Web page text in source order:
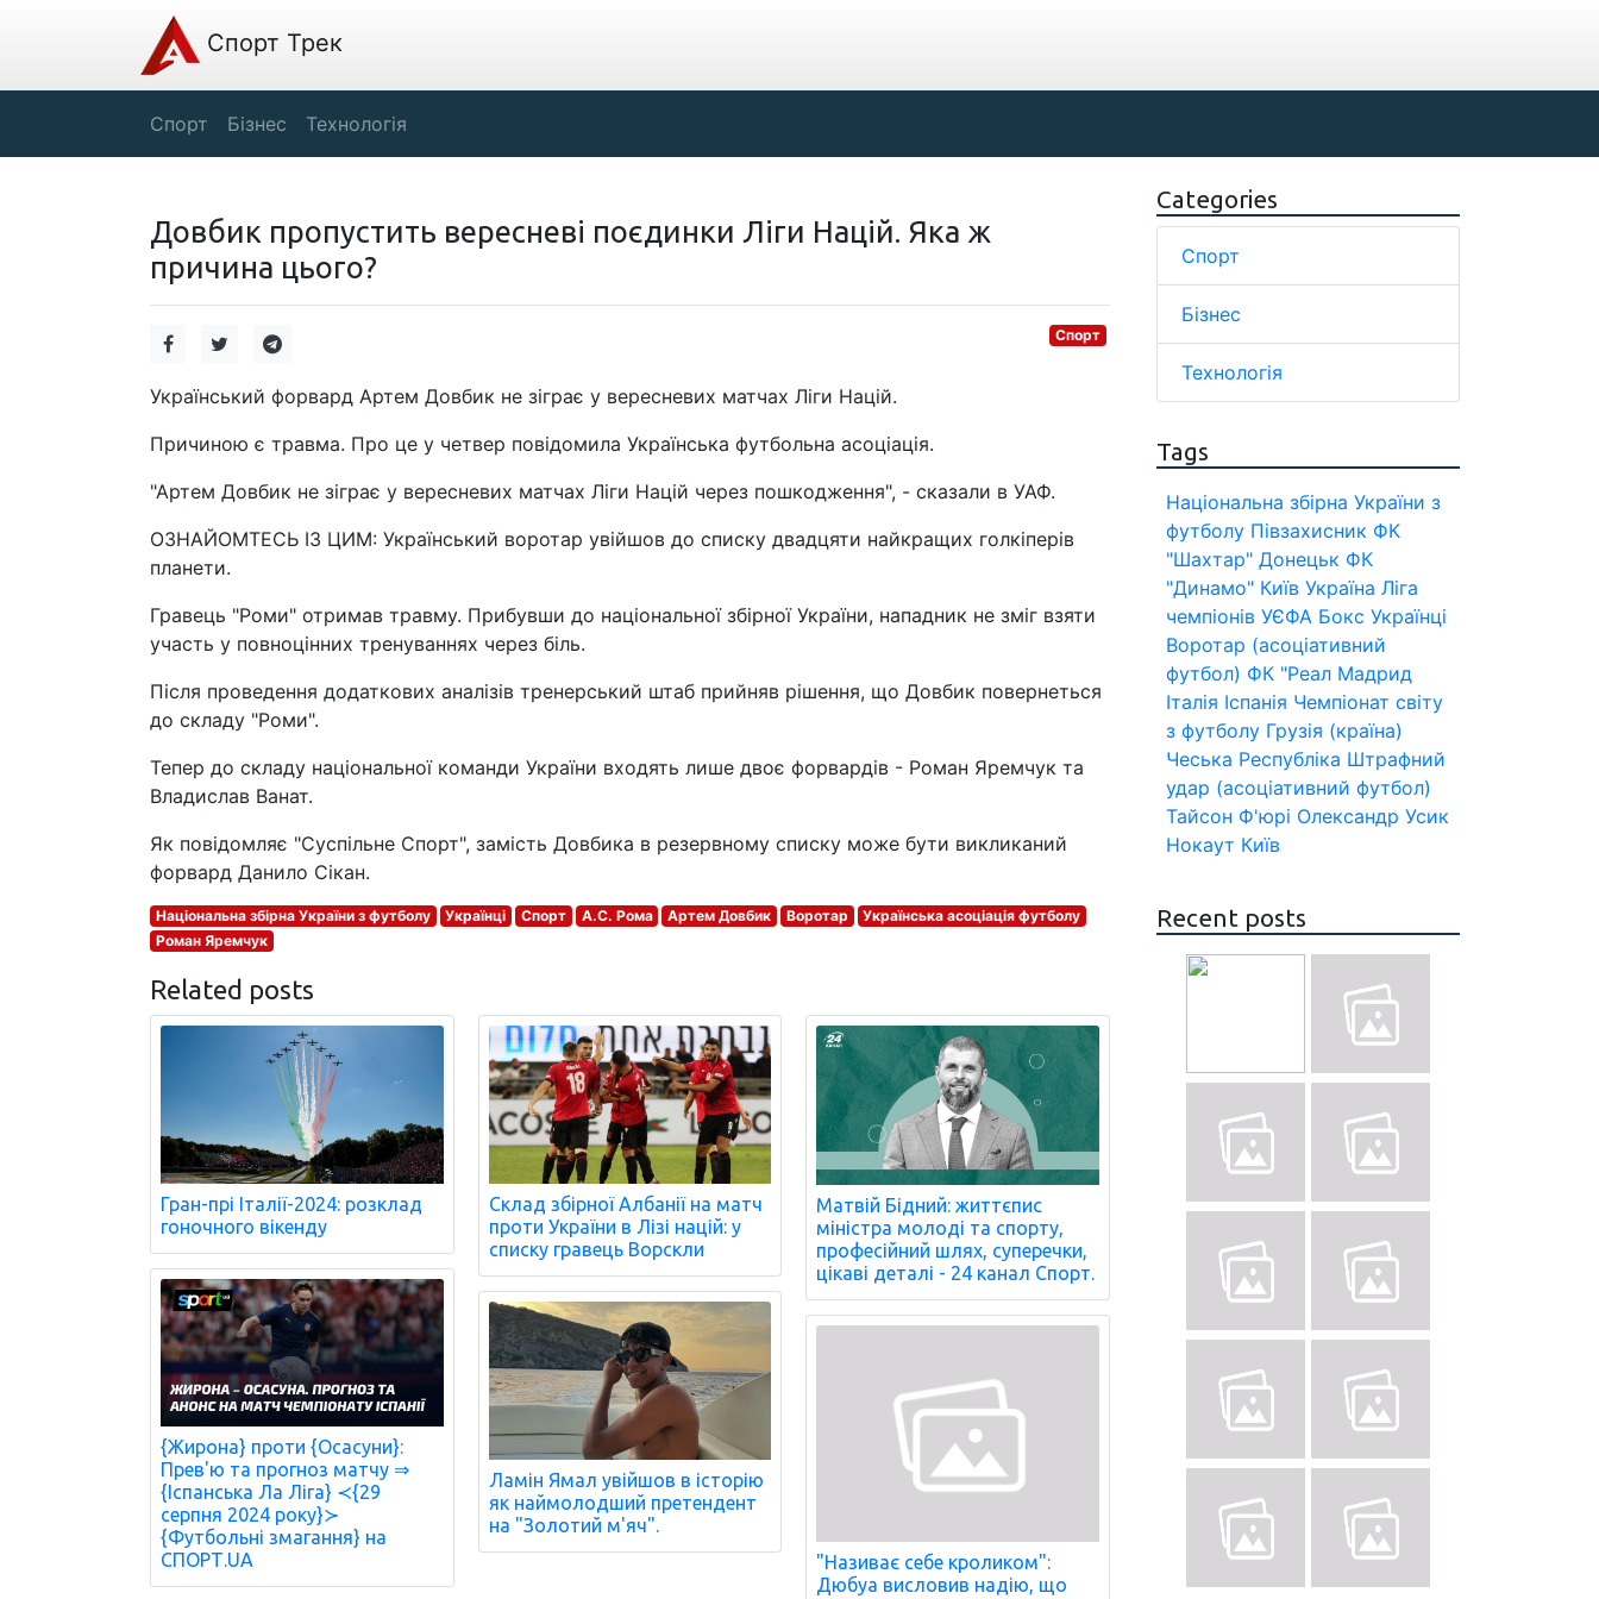
Спорт Трек
Спорт Бізнес Технологія
Довбик пропустить вересневі поєдинки Ліги Націй. Яка ж
причина цього?
Спорт
Український форвард Артем Довбик не зіграє у вересневих матчах Ліги Націй.
Причиною є травма. Про це у четвер повідомила Українська футбольна асоціація.
"Артем Довбик не зіграє у вересневих матчах Ліги Націй через пошкодження", - сказали в УАФ.
ОЗНАЙОМТЕСЬ ІЗ ЦИМ: Український воротар увійшов до списку двадцяти найкращих голкіперів
планети.
Гравець "Роми" отримав травму. Прибувши до національної збірної України, нападник не зміг взяти
участь у повноцінних тренуваннях через біль.
Після проведення додаткових аналізів тренерський штаб прийняв рішення, що Довбик повернеться
до складу "Роми".
Тепер до складу національної команди України входять лише двоє форвардів - Роман Яремчук та
Владислав Ванат.
Як повідомляє "Суспільне Спорт", замість Довбика в резервному списку може бути викликаний
форвард Данило Сікан.
Національна збірна України з футболу Українці Спорт А.С. Рома Артем Довбик Воротар
Українська асоціація футболу
Роман Яремчук
Related posts
Гран-прі Італії-2024: розклад
гоночного вікенду
{Жирона} проти {Осасуни}:
Прев'ю та прогноз матчу ⇒
{Іспанська Ла Ліга} ≺{29
серпня 2024 року}≻
{Футбольні змагання} на
СПОРТ.UA
Склад збірної Албанії на матч
проти України в Лізі націй: у
списку гравець Ворскли
Ламін Ямал увійшов в історію
як наймолодший претендент
на "Золотий м'яч".
Матвій Бідний: життєпис
міністра молоді та спорту,
професійний шлях, суперечки,
цікаві деталі - 24 канал Спорт.
"Називає себе кроликом":
Дюбуа висловив надію, що
Categories
Спорт
Бізнес
Технологія
Tags
Національна збірна України з
футболу Півзахисник ФК
"Шахтар" Донецьк ФК
"Динамо" Київ Україна Ліга
чемпіонів УЄФА Бокс Українці
Воротар (асоціативний
футбол) ФК "Реал Мадрид
Італія Іспанія Чемпіонат світу
з футболу Грузія (країна)
Чеська Республіка Штрафний
удар (асоціативний футбол)
Тайсон Ф'юрі Олександр Усик
Нокаут Київ
Recent posts